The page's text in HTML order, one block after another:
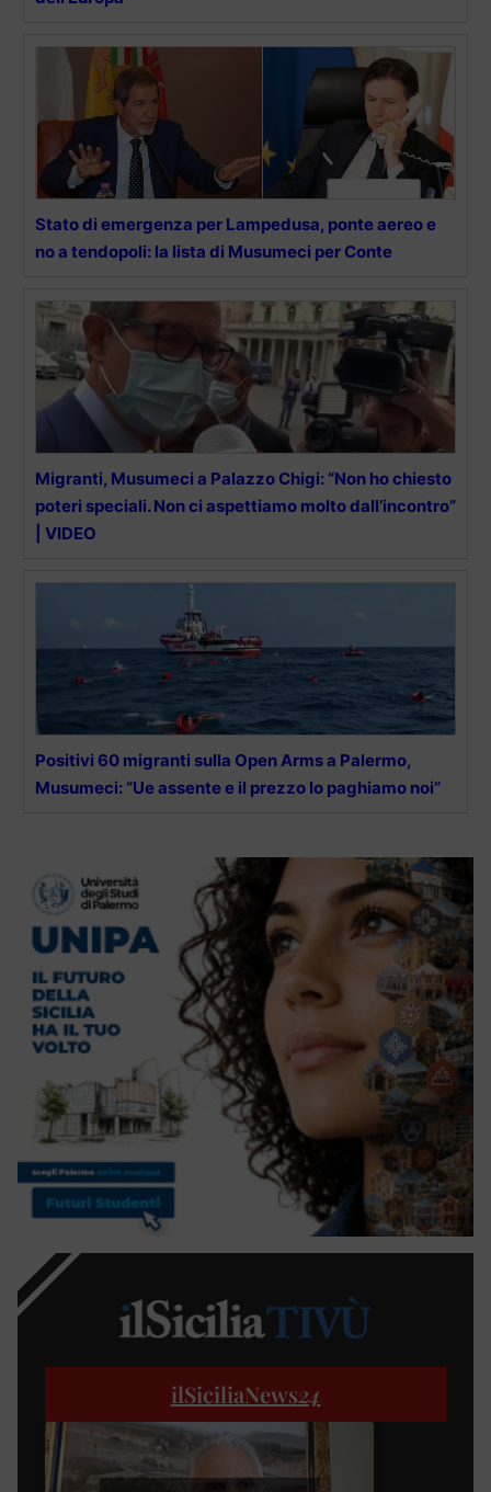
Stato di emergenza per Lampedusa, ponte aereo e
no a tendopoli: la lista di Musumeci per Conte
Migranti, Musumeci a Palazzo Chigi: “Non ho chiesto
poteri speciali. Non ci aspettiamo molto dall’incontro”
| VIDEO
Positivi 60 migranti sulla Open Arms a Palermo,
Musumeci: “Ue assente e il prezzo lo paghiamo noi”
ilSiciliaNews24